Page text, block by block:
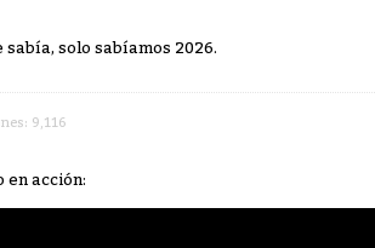
sabía, solo sabíamos 2026.
9,116
en acción: